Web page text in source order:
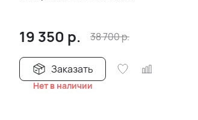
19 350 р. 38 700р.
Заказать
Нет в наличии